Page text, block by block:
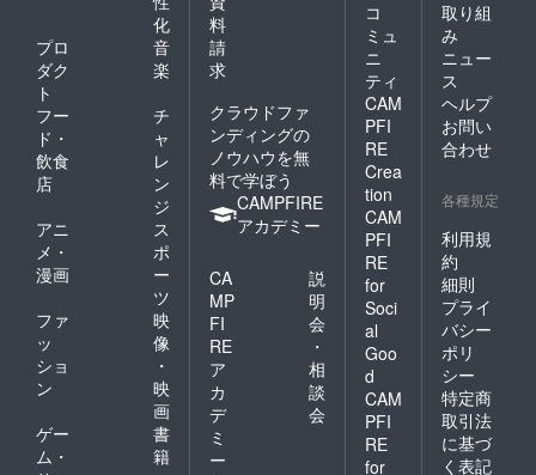
化
プロ
ダク
ト
音
楽
フー
ド・
飲食
店
チ
ャ
レ
ン
ジ
アニ
メ・
漫画
ス
ポ
ー
ツ
ファ
ッ
ショ
ン
映
像
・
映
画
ゲー
ム・
書
籍
料
請
求
クラウドファ
ンディングの
ノウハウを無
料で学ぼう
CAMPFIRE
アカデミー
CA
MP
FI
RE
ア
カ
デ
ミ
ー
説
明
会
・
相
談
会
コ
ミュ
ニ
ティ
CAM
PFI
RE
Crea
tion
CAM
PFI
RE
for
Soci
al
Goo
d
CAM
PFI
RE
for
取り組
み
ニュー
ス
ヘルプ
お問い
合わせ
各種規定
利用規
約
細則
プライ
バシー
ポリ
シー
特定商
取引法
に基づ
く表記